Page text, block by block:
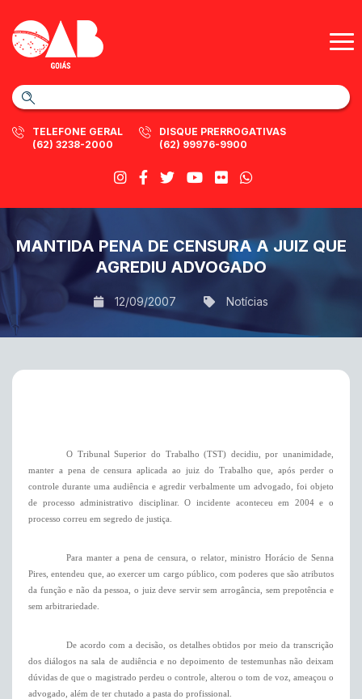
TELEFONE GERAL
(62) 3238-2000
DISQUE PRERROGATIVAS
(62) 99976-9900
MANTIDA PENA DE CENSURA A JUIZ QUE
AGREDIU ADVOGADO
12/09/2007 Notícias
O Tribunal Superior do Trabalho (TST) decidiu, por unanimidade,
manter a pena de censura aplicada ao juiz do Trabalho que, após perder o
controle durante uma audiência e agredir verbalmente um advogado, foi objeto
de processo administrativo disciplinar. O incidente aconteceu em 2004 e o
processo correu em segredo de justiça.
Para manter a pena de censura, o relator, ministro Horácio de Senna
Pires, entendeu que, ao exercer um cargo público, com poderes que são atributos
da função e não da pessoa, o juiz deve servir sem arrogância, sem prepotência e
sem arbitrariedade.
De acordo com a decisão, os detalhes obtidos por meio da transcrição
dos diálogos na sala de audiência e no depoimento de testemunhas não deixam
dúvidas de que o magistrado perdeu o controle, alterou o tom de voz, ameaçou o
advogado, além de ter chutado a pasta do profissional.